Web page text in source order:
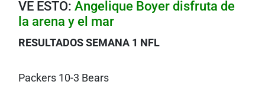
VE ESTO: Angelique Boyer disfruta de
la arena y el mar
RESULTADOS SEMANA 1 NFL
Packers 10-3 Bears